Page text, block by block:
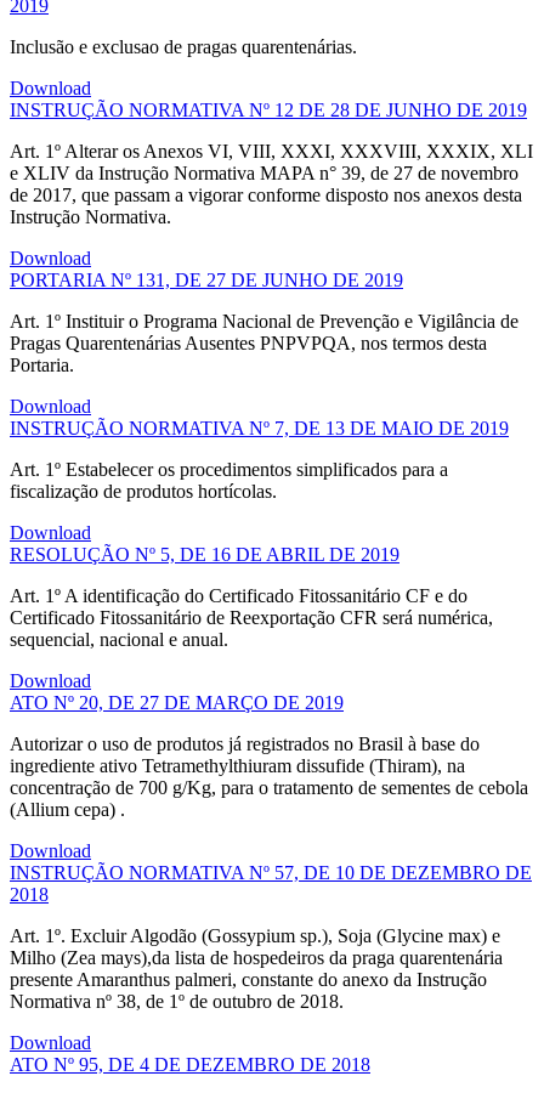
2019
Inclusão e exclusao de pragas quarentenárias.
Download
INSTRUÇÃO NORMATIVA Nº 12 DE 28 DE JUNHO DE 2019
Art. 1º Alterar os Anexos VI, VIII, XXXI, XXXVIII, XXXIX, XLI
e XLIV da Instrução Normativa MAPA n° 39, de 27 de novembro
de 2017, que passam a vigorar conforme disposto nos anexos desta
Instrução Normativa.
Download
PORTARIA Nº 131, DE 27 DE JUNHO DE 2019
Art. 1º Instituir o Programa Nacional de Prevenção e Vigilância de
Pragas Quarentenárias Ausentes PNPVPQA, nos termos desta
Portaria.
Download
INSTRUÇÃO NORMATIVA Nº 7, DE 13 DE MAIO DE 2019
Art. 1º Estabelecer os procedimentos simplificados para a
fiscalização de produtos hortícolas.
Download
RESOLUÇÃO Nº 5, DE 16 DE ABRIL DE 2019
Art. 1º A identificação do Certificado Fitossanitário CF e do
Certificado Fitossanitário de Reexportação CFR será numérica,
sequencial, nacional e anual.
Download
ATO Nº 20, DE 27 DE MARÇO DE 2019
Autorizar o uso de produtos já registrados no Brasil à base do
ingrediente ativo Tetramethylthiuram dissufide (Thiram), na
concentração de 700 g/Kg, para o tratamento de sementes de cebola
(Allium cepa) .
Download
INSTRUÇÃO NORMATIVA Nº 57, DE 10 DE DEZEMBRO DE
2018
Art. 1º. Excluir Algodão (Gossypium sp.), Soja (Glycine max) e
Milho (Zea mays),da lista de hospedeiros da praga quarentenária
presente Amaranthus palmeri, constante do anexo da Instrução
Normativa nº 38, de 1º de outubro de 2018.
Download
ATO Nº 95, DE 4 DE DEZEMBRO DE 2018